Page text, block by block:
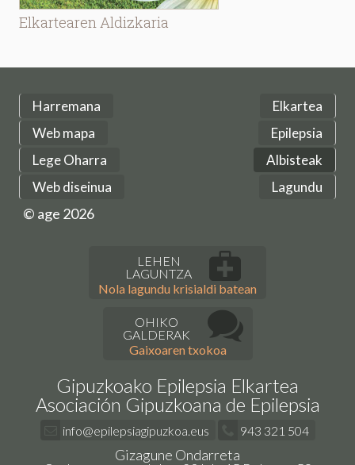
Elkartearen Aldizkaria
Harremana
Web mapa
Lege Oharra
Web diseinua
Elkartea
Epilepsia
Albisteak
Lagundu
© age 2026
LEHEN
LAGUNTZA
Nola lagundu krisialdi batean
OHIKO
GALDERAK
Gaixoaren txokoa
Gipuzkoako Epilepsia Elkartea
Asociación Gipuzkoana de Epilepsia
info@epilepsiagipuzkoa.eus 943 321 504
Gizagune Ondarreta